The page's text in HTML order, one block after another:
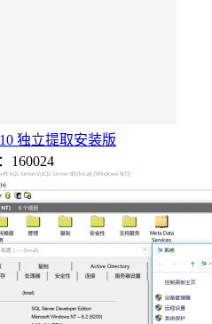
独立提取安装版
160024